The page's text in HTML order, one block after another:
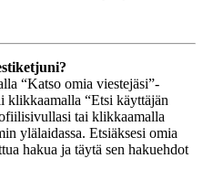
“Katso omia viestejäsi”-
klikkaamalla “Etsi käyttäjän
tai klikkaamalla
ylälaidassa. Etsiäksesi omia
hakua ja täytä sen hakuehdot